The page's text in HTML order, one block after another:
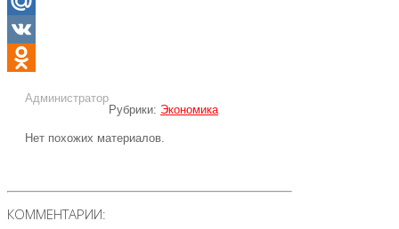
Mail.Ru
VK
Администратор
Рубрики: Экономика
Нет похожих материалов.
КОММЕНТАРИИ: